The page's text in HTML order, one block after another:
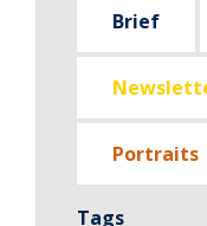
Brief
Portraits
Tags